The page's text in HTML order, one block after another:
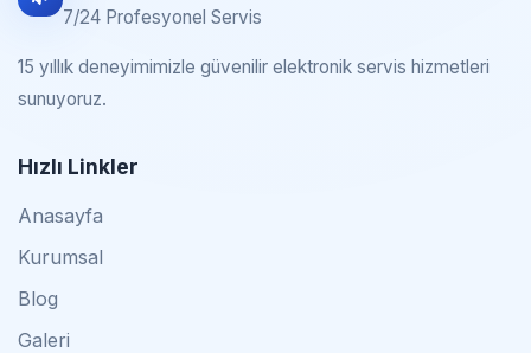
7/24 Profesyonel Servis
15 yıllık deneyimimizle güvenilir elektronik servis hizmetleri
sunuyoruz.
Hızlı Linkler
Anasayfa
Kurumsal
Blog
Galeri